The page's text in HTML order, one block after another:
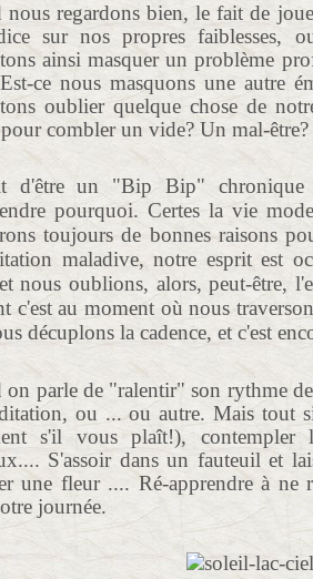
nous regardons bien, le fait de
sur nos propres faiblesses,
ainsi masquer un problème
ce nous masquons une autre
oublier quelque chose de
combler un vide? Un mal-être?
d'être un "Bip Bip"
pourquoi. Certes la vie
toujours de bonnes raisons
maladive, notre esprit est
nous oublions, alors, peut-être,
c'est au moment où nous
décuplons la cadence, et c'est
on parle de "ralentir" son rythme
ou ... ou autre. Mais tout
s'il vous plaît!),
S'assoir dans un fauteuil et
une fleur .... Ré-apprendre à ne
journée.